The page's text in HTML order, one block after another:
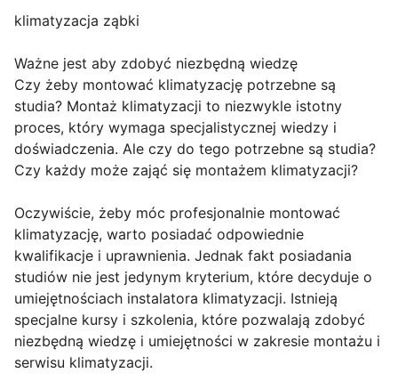
klimatyzacja ząbki
Ważne jest aby zdobyć niezbędną wiedzę
Czy żeby montować klimatyzację potrzebne są
studia? Montaż klimatyzacji to niezwykle istotny
proces, który wymaga specjalistycznej wiedzy i
doświadczenia. Ale czy do tego potrzebne są studia?
Czy każdy może zająć się montażem klimatyzacji?
Oczywiście, żeby móc profesjonalnie montować
klimatyzację, warto posiadać odpowiednie
kwalifikacje i uprawnienia. Jednak fakt posiadania
studiów nie jest jedynym kryterium, które decyduje o
umiejętnościach instalatora klimatyzacji. Istnieją
specjalne kursy i szkolenia, które pozwalają zdobyć
niezbędną wiedzę i umiejętności w zakresie montażu i
serwisu klimatyzacji.